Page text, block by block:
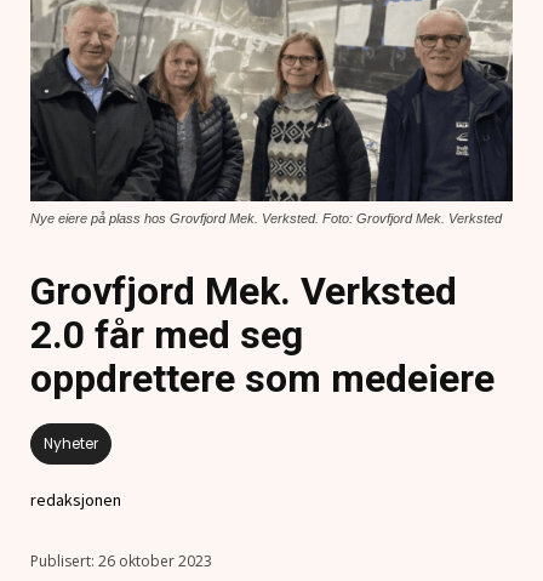
Nye eiere på plass hos Grovfjord Mek. Verksted. Foto: Grovfjord Mek. Verksted
Grovfjord Mek. Verksted
2.0 får med seg
oppdrettere som medeiere
Nyheter
redaksjonen
26 oktober 2023